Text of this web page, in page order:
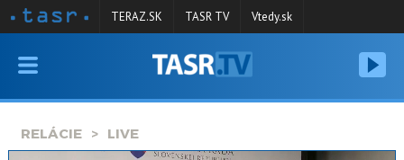
VYSIELANIE
SPRAVODAJSTVO
TERAZ.SK TASR TV Vtedy.sk
RELÁCIE LIVE